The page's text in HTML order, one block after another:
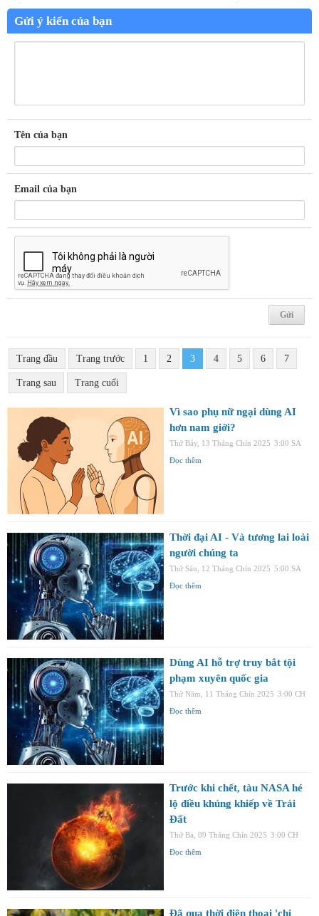
Gửi ý kiến của bạn
Tên của bạn
Email của bạn
Trang đầu Trang trước 1 2 3 4 5 6 7
Trang sau Trang cuối
Vì sao phụ nữ ngại dùng AI
hơn nam giới?
Thứ Bảy, 13 Tháng Chín 2025 3:00 SA
Đọc thêm
Thời đại AI - Và tương lai loài
người chúng ta
Thứ Sáu, 12 Tháng Chín 2025 5:00 SA
Đọc thêm
Dùng AI hỗ trợ truy bắt tội
phạm xuyên quốc gia
Thứ Năm, 11 Tháng Chín 2025 3:00 CH
Đọc thêm
Trước khi chết, tàu NASA hé
lộ điều khủng khiếp về Trái
Đất
Thứ Ba, 09 Tháng Chín 2025 3:00 CH
Đọc thêm
Đã qua thời điện thoại 'chi